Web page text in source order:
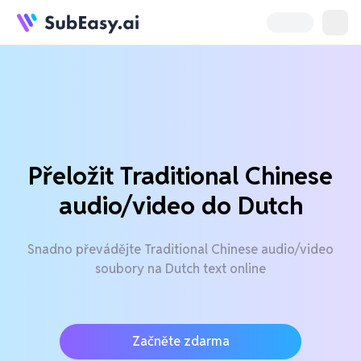
Přeložit Traditional Chinese
audio/video do Dutch
Snadno převádějte Traditional Chinese audio/video
soubory na Dutch text online
Začněte zdarma